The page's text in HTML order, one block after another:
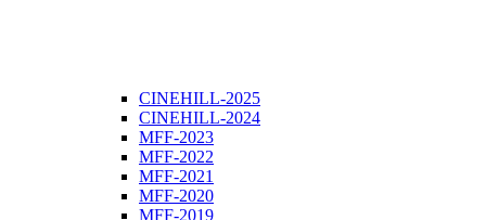
CINEHILL-2025
CINEHILL-2024
MFF-2023
MFF-2022
MFF-2021
MFF-2020
MFF-2019